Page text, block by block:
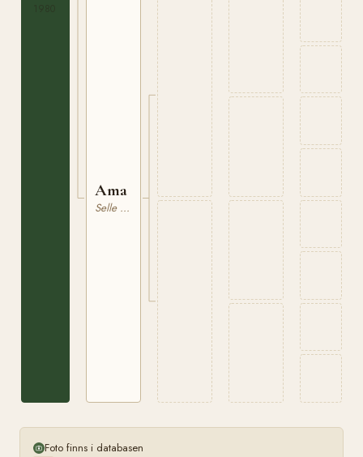
Ama
Selle Francais
Foto finns i databasen